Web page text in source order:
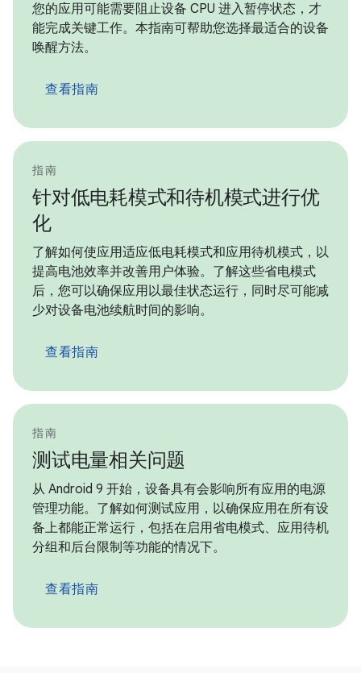
您的应用可能需要阻止设备 CPU 进入暂停状态，才
能完成关键工作。本指南可帮助您选择最适合的设备
唤醒方法。
查看指南
指南
针对低电耗模式和待机模式进行优
化
了解如何使应用适应低电耗模式和应用待机模式，以
提高电池效率并改善用户体验。了解这些省电模式
后，您可以确保应用以最佳状态运行，同时尽可能减
少对设备电池续航时间的影响。
查看指南
指南
测试电量相关问题
从 Android 9 开始，设备具有会影响所有应用的电源
管理功能。了解如何测试应用，以确保应用在所有设
备上都能正常运行，包括在启用省电模式、应用待机
分组和后台限制等功能的情况下。
查看指南